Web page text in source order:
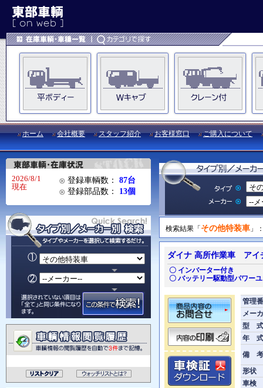
ホーム 会社概要 スタッフ紹介 お客様窓口 ご購入について
2026/8/1
現在
登録車輌数：
87台
登録部品数：
13個
検索結果「 その他特装車 」
ダイナ 高所作業車 アイ
〇 インバーター付き
〇 バッテリー駆動型パワー
管理
メー
型 式
年 式
備 考
形状
車検